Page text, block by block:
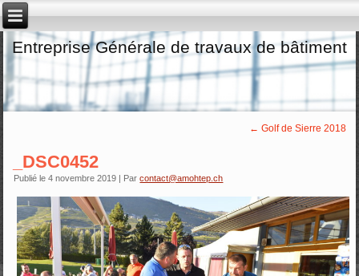
Entreprise Générale de travaux de bâtiment
← Golf de Sierre 2018
_DSC0452
Publié le 4 novembre 2019 | Par contact@amohtep.ch